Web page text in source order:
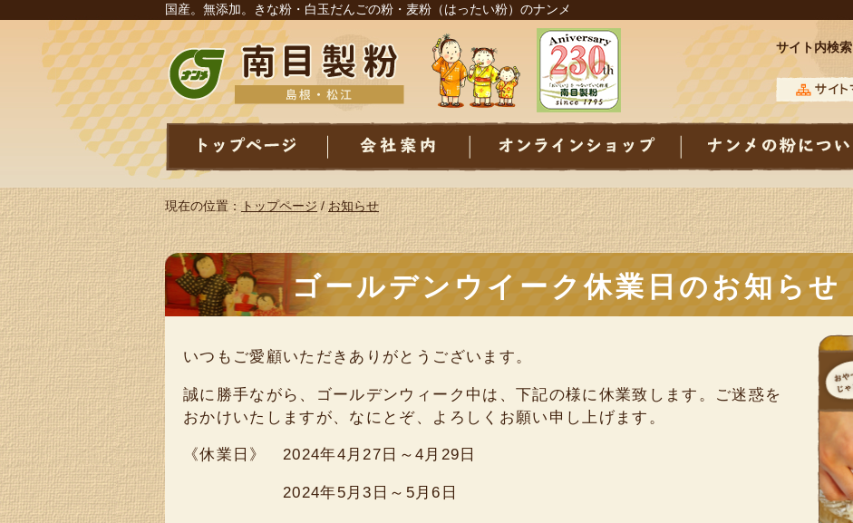
国産。無添加。きな粉・白玉だんごの粉・麦粉（はったい粉）のナンメ
サイト内検索
現在の位置：トップページ /お知らせ
ゴールデンウイーク休業日のお知らせ
いつもご愛顧いただきありがとうございます。
誠に勝手ながら、ゴールデンウィーク中は、下記の様に休業致します。ご迷惑を
おかけいたしますが、なにとぞ、よろしくお願い申し上げます。
《休業日》 2024年4月27日～4月29日
2024年5月3日～5月6日